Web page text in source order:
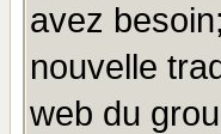
avez
nouvelle
web du